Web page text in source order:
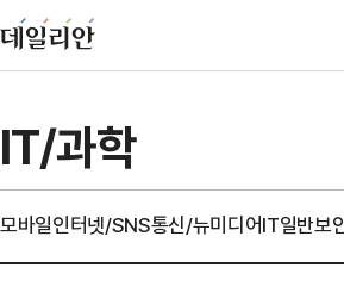
IT/과학
모바일인터넷/SNS통신/뉴미디어IT일반보